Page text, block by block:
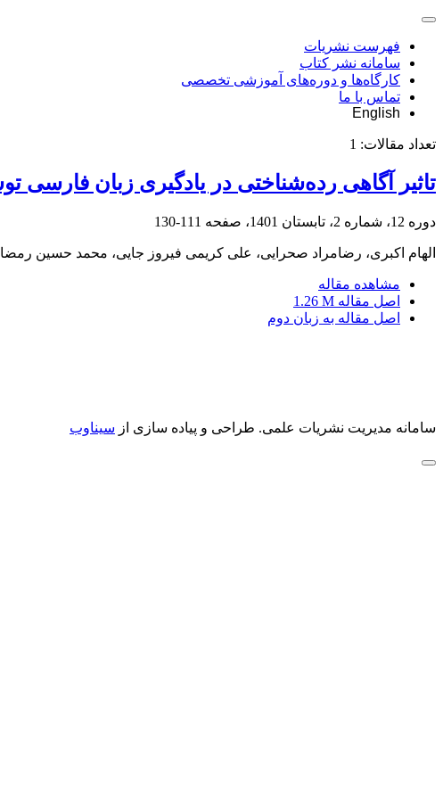
فهرست نشریات
سامانه نشر کتاب
کارگاه‌ها و دوره‌های آموزشی تخصصی
تماس با ما
English
تعداد مقالات: 1
تاثیر آگاهی رده‌شناختی در یادگیری زبان فارسی
دوره 12، شماره 2، تابستان 1401، صفحه 111-130
الهام اکبری، رضامراد صحرایی، علی کریمی فیروز جایی، محمد حسین
مشاهده مقاله
اصل مقاله 1.26 M
اصل مقاله به زبان دوم
سامانه مدیریت نشریات علمی. طراحی و پیاده سازی از سیناوب